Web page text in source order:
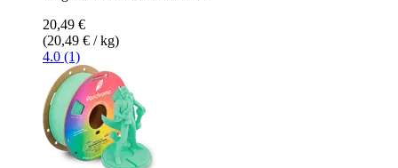
20,49 €
(20,49 € / kg)
4.0 (1)